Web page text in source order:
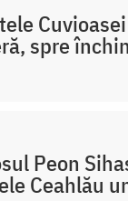
spre
Peon
Ceahlău